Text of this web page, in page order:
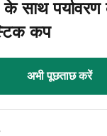
साथ
कप
अभी पूछताछ करें